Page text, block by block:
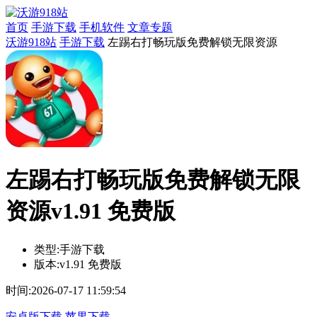
首页 手游下载 手机软件 文章专题
沃游918站 手游下载 左踢右打畅玩版免费解锁无限资源
左踢右打畅玩版免费解锁无限
资源v1.91 免费版
类型:手游下载
版本:v1.91 免费版
时间:2026-07-17 11:59:54